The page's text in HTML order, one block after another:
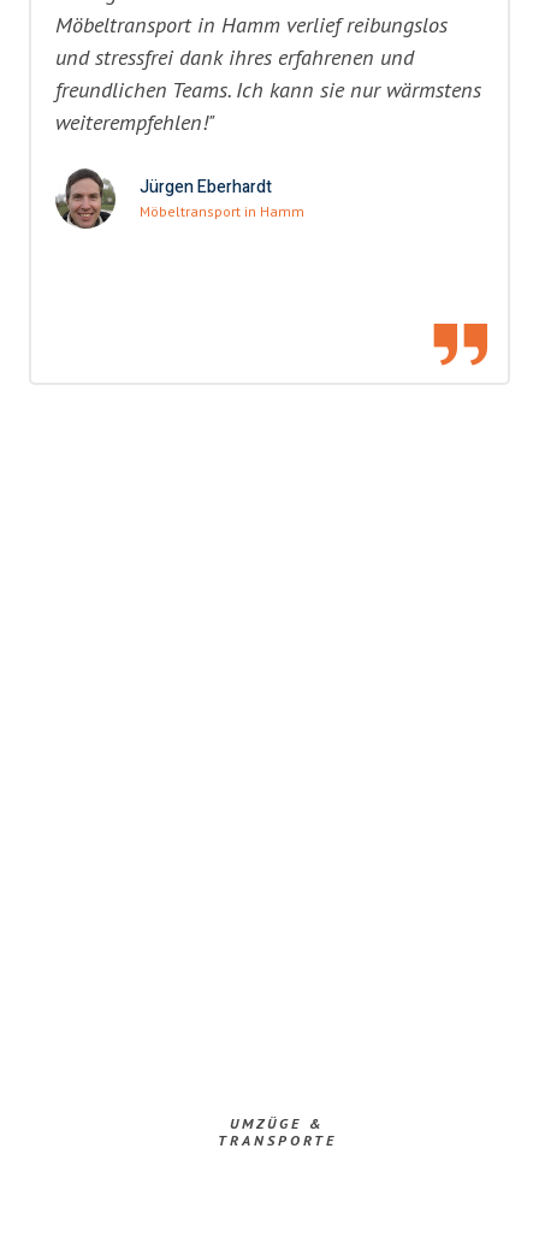
Möbeltransport in Hamm verlief reibungslos
und stressfrei dank ihres erfahrenen und
freundlichen Teams. Ich kann sie nur wärmstens
weiterempfehlen!"
Jürgen Eberhardt
Möbeltransport in Hamm
UMZÜGE &
TRANSPORTE